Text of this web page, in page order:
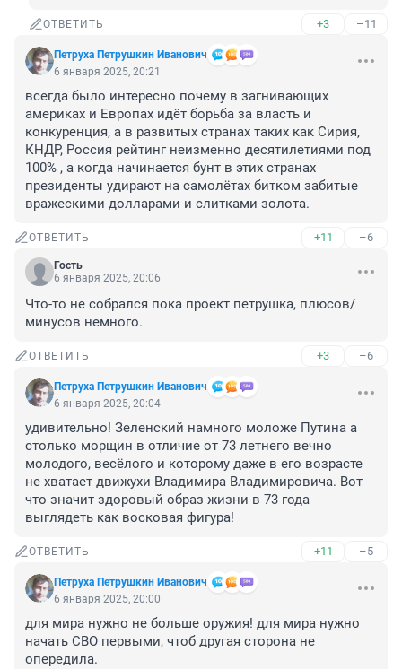
ОТВЕТИТЬ +3 –11
Петруха Петрушкин Иванович
6 января 2025, 20:21
всегда было интересно почему в загнивающих
америках и Европах идёт борьба за власть и
конкуренция, а в развитых странах таких как Сирия,
КНДР, Россия рейтинг неизменно десятилетиями под
100% , а когда начинается бунт в этих странах
президенты удирают на самолётах битком забитые
вражескими долларами и слитками золота.
ОТВЕТИТЬ +11 –6
Гость
6 января 2025, 20:06
Что-то не собрался пока проект петрушка, плюсов/
минусов немного.
ОТВЕТИТЬ +3 –6
Петруха Петрушкин Иванович
6 января 2025, 20:04
удивительно! Зеленский намного моложе Путина а
столько морщин в отличие от 73 летнего вечно
молодого, весёлого и которому даже в его возрасте
не хватает движухи Владимира Владимировича. Вот
что значит здоровый образ жизни в 73 года
выглядеть как восковая фигура!
ОТВЕТИТЬ +11 –5
Петруха Петрушкин Иванович
6 января 2025, 20:00
для мира нужно не больше оружия! для мира нужно
начать СВО первыми, чтоб другая сторона не
опередила.